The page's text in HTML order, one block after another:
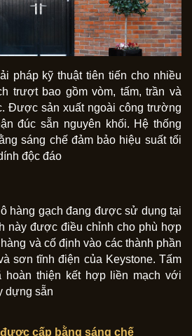
pháp kỹ thuật tiên tiến cho nhiều
trượt bao gồm vòm, tấm, trần và
Được sản xuất ngoài công trường
đúc sẵn nguyên khối. Hệ thống
sáng chế đảm bảo hiệu suất tối
độc đáo
hàng gạch đang được sử dụng tại
này được điều chỉnh cho phù hợp
và cố định vào các thành phần
sơn tĩnh điện của Keystone. Tấm
hoàn thiện kết hợp liền mạch với
dựng sẵn
cấp bằng sáng chế